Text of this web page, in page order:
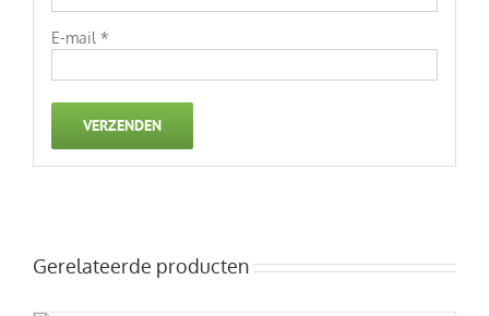
E-mail *
Gerelateerde producten